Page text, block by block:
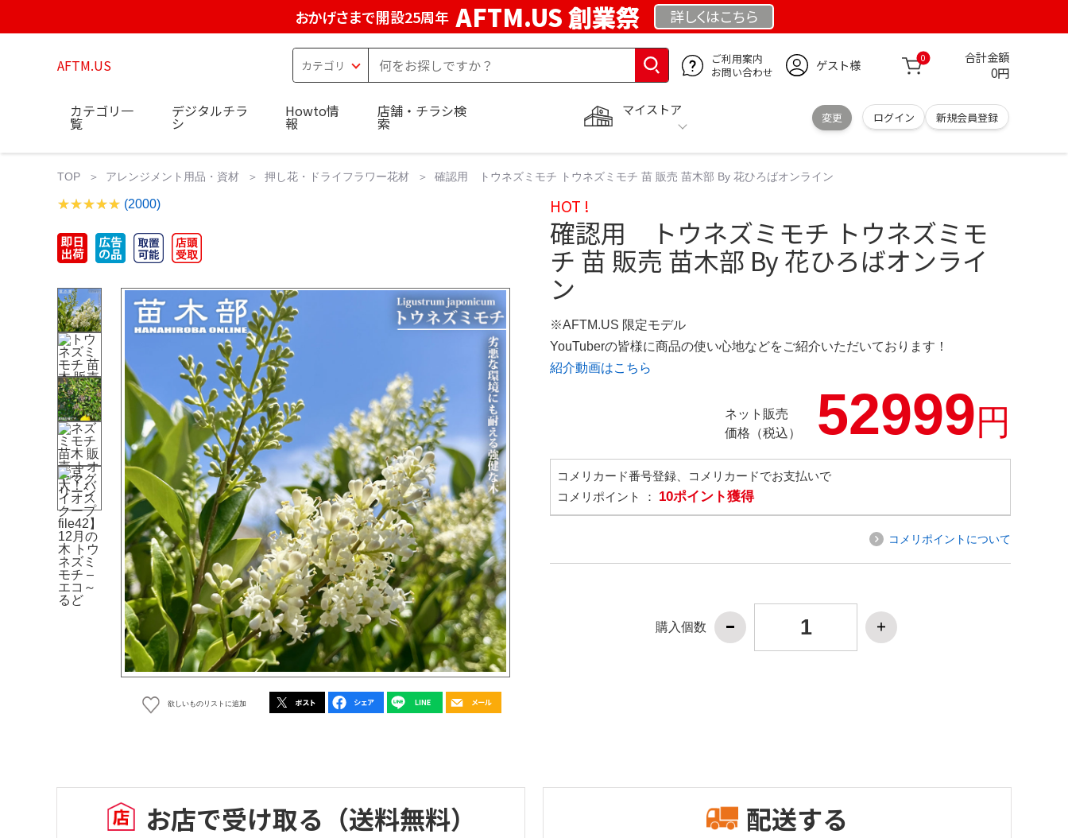
おかげさまで開設25周年 AFTM.US 創業祭 詳しくはこちら
AFTM.US
ご利用案内
お問い合わせ
ゲスト様 0 合計金額
0円
マイストア
変更 ログイン 新規会員登録
カテゴリ一
覧
デジタルチラ
シ
Howto情
報
店舗・チラシ検
索
TOP アレンジメント用品・資材 押し花・ドライフラワー花材 確認用 トウネズミモチ トウネズミモチ 苗 販売 苗木部 By 花ひろばオンライン
(2000)
欲しいものリストに追加
HOT !
確認用 トウネズミモチ トウネズミモ
チ 苗 販売 苗木部 By 花ひろばオンライ
ン
※AFTM.US 限定モデル
YouTuberの皆様に商品の使い心地などをご紹介いただいております！
紹介動画はこちら
ネット販売
価格（税込）
52999円
コメリカード番号登録、コメリカードでお支払いで
コメリポイント ： 10ポイント獲得
コメリポイントについて
購入個数
お店で受け取る （送料無料） 配送する